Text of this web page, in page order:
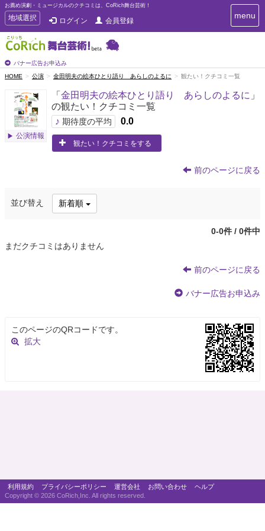
お薦め演劇・ミュージカルのクチコミは、CoRich舞台芸術！
T
o
g
g
e
n
t
地域選択 ログイン 会員登録
バナー広告お申込み
T
o
e
a
i
menu
HOME 公演 金田明夫の絵本ひとり語り あらしのよるに 観たい！クチコミ一覧
公演情報
「 金田明夫の絵本ひとり語り あらしのよるに 」
の観たい！クチコミ一覧
♪ 期待度の平均 0.0
観たい！クチコミをする
前のページに戻る
並び替え 新着順
0-0件 / 0件中
まだクチコミはありません
前のページに戻る
バナー広告お申込み
このページのQRコードです。
拡大
利用規約 プライバシーポリシー 運営会社 お問い合わせ
ヘルプ
Copyright © 2026 CoRich,Inc. All rights reserved.